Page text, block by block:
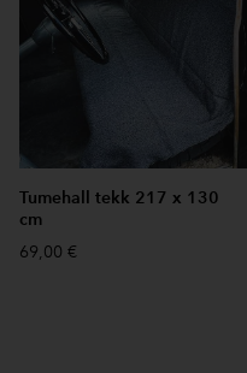
Tumehall tekk 217 x 130
cm
69,00 €